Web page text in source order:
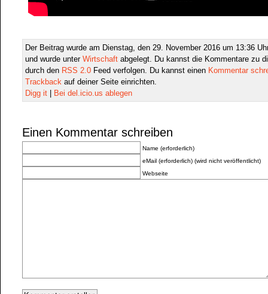
Der Beitrag wurde am Dienstag, den 29. November 2016 um 13:36
und wurde unter Wirtschaft abgelegt. Du kannst die Kommentare zu
durch den RSS 2.0 Feed verfolgen. Du kannst einen Kommentar
Trackback auf deiner Seite einrichten.
Digg it
Bei del.icio.us ablegen
Einen Kommentar schreiben
Name (erforderlich)
eMail (erforderlich) (wird nicht veröffentlicht)
Webseite